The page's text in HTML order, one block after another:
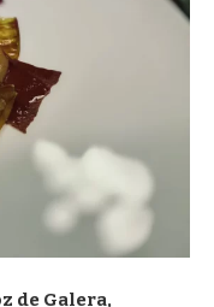
de Galera,